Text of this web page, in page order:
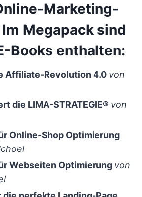
Marketing-
Megapack sind
Books enthalten:
Affiliate-Revolution 4.0 von
die LIMA-STRATEGIE® von
Online-Shop Optimierung
Webseiten Optimierung von